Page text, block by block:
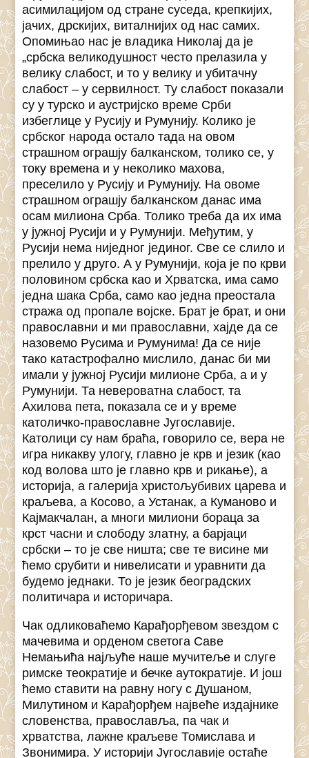
асимилацијом од стране суседа, крепкијих,
јачих, дрскијих, виталнијих од нас самих.
Опомињао нас је владика Николај да је
„србска великодушност често прелазила у
велику слабост, и то у велику и убитачну
слабост – у сервилност. Ту слабост показали
су у турско и аустријско време Срби
избеглице у Русију и Румунију. Колико је
србског народа остало тада на овом
страшном ограшју балканском, толико се, у
току времена и у неколико махова,
преселило у Русију и Румунију. На овоме
страшном ограшју балканском данас има
осам милиона Срба. Толико треба да их има
у јужној Русији и у Румунији. Међутим, у
Русији нема ниједног јединог. Све се слило и
прелило у друго. А у Румунији, која је по крви
половином србска као и Хрватска, има само
једна шака Срба, само као једна преостала
стража од пропале војске. Брат је брат, и они
православни и ми православни, хајде да се
назовемо Русима и Румунима! Да се није
тако катастрофално мислило, данас би ми
имали у јужној Русији милионе Срба, а и у
Румунији. Та невероватна слабост, та
Ахилова пета, показала се и у време
католичко-православне Југославије.
Католици су нам браћа, говорило се, вера не
игра никакву улогу, главно је крв и језик (као
код волова што је главно крв и рикање), а
историја, а галерија христољубивих царева и
краљева, а Косово, а Устанак, а Куманово и
Кајмакчалан, а многи милиони бораца за
крст часни и слободу златну, а барјаци
србски – то је све ништа; све те висине ми
ћемо срубити и нивелисати и уравнити да
будемо једнаки. То је језик београдских
политичара и историчара.
Чак одликоваћемо Карађорђевом звездом с
мачевима и орденом светога Саве
Немањића најљуће наше мучитеље и слуге
римске теократије и бечке аутократије. И још
ћемо ставити на равну ногу с Душаном,
Милутином и Карађорђем највеће издајнике
словенства, православља, па чак и
хрватства, лажне краљеве Томислава и
Звонимира. У историји Југославије остаће